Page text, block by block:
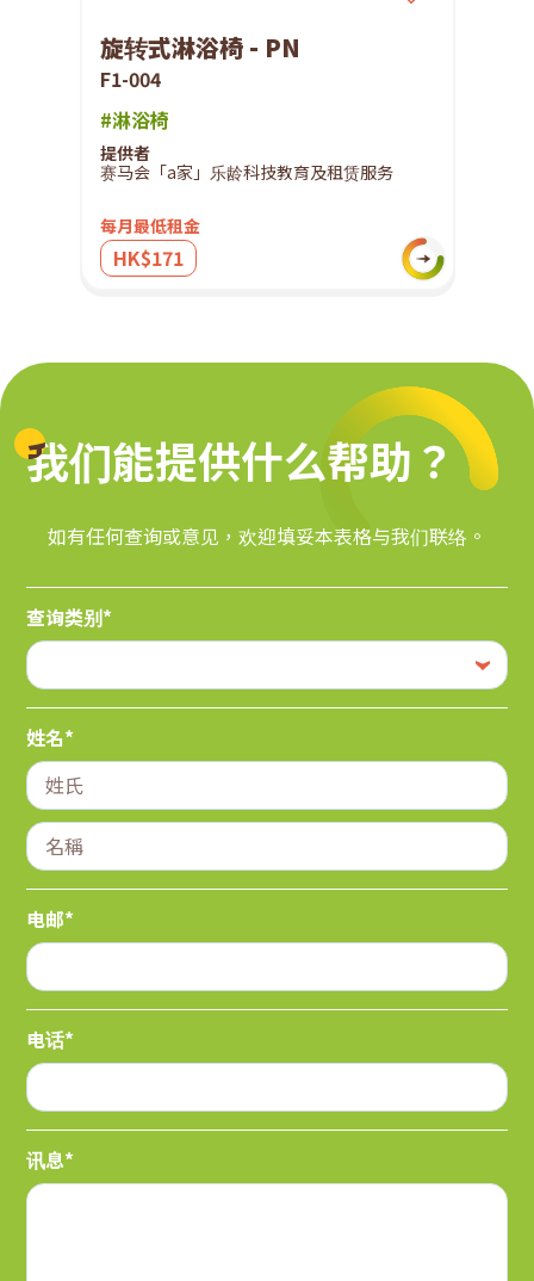
旋转式淋浴椅 - PN
F1-004
#淋浴椅
提供者
赛马会「a家」乐龄科技教育及租赁服务
每月最低租金
HK$171
我们能提供什么帮助？
我们能提供什么帮助？
如有任何查询或意见，欢迎填妥本表格与我们联络。
查询类别*
姓名*
电邮*
电话*
讯息*